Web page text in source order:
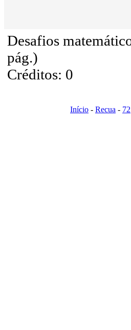
Desafios
pág.)
Créditos: 0
Início - Recua - 72